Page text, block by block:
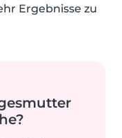
Ergebnisse zu